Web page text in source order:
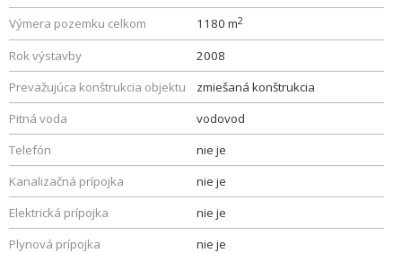
Výmera pozemku celkom 1180 m2
Rok výstavby
2008
Prevažujúca konštrukcia objektu
zmiešaná konštrukcia
Pitná voda
vodovod
Telefón
nie je
Kanalizačná prípojka
nie je
Elektrická prípojka
nie je
Plynová prípojka
nie je